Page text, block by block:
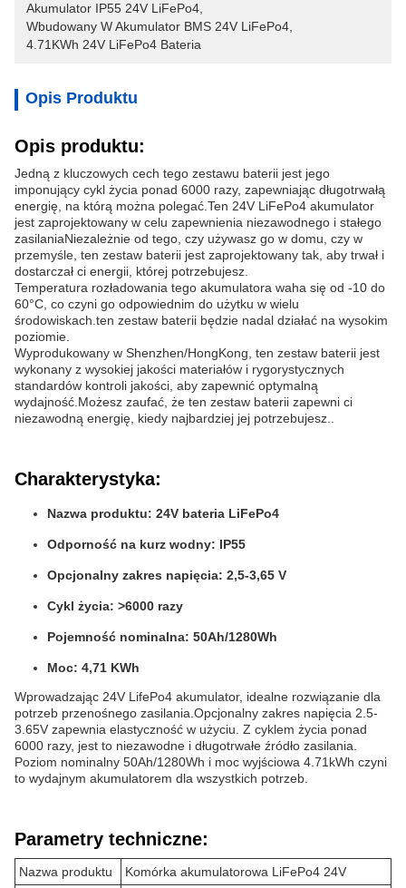
Akumulator IP55 24V LiFePo4
Wbudowany W Akumulator BMS 24V LiFePo4
4.71KWh 24V LiFePo4 Bateria
Opis Produktu
Opis produktu:
Jedną z kluczowych cech tego zestawu baterii jest jego
imponujący cykl życia ponad 6000 razy, zapewniając długotrwałą
energię, na którą można polegać.Ten 24V LiFePo4 akumulator
jest zaprojektowany w celu zapewnienia niezawodnego i stałego
zasilaniaNiezależnie od tego, czy używasz go w domu, czy w
przemyśle, ten zestaw baterii jest zaprojektowany tak, aby trwał i
dostarczał ci energii, której potrzebujesz.
Temperatura rozładowania tego akumulatora waha się od -10 do
60°C, co czyni go odpowiednim do użytku w wielu
środowiskach.ten zestaw baterii będzie nadal działać na wysokim
poziomie.
Wyprodukowany w Shenzhen/HongKong, ten zestaw baterii jest
wykonany z wysokiej jakości materiałów i rygorystycznych
standardów kontroli jakości, aby zapewnić optymalną
wydajność.Możesz zaufać, że ten zestaw baterii zapewni ci
niezawodną energię, kiedy najbardziej jej potrzebujesz..
Charakterystyka:
Nazwa produktu: 24V bateria LiFePo4
Odporność na kurz wodny: IP55
Opcjonalny zakres napięcia: 2,5-3,65 V
Cykl życia: >6000 razy
Pojemność nominalna: 50Ah/1280Wh
Moc: 4,71 KWh
Wprowadzając 24V LifePo4 akumulator, idealne rozwiązanie dla
potrzeb przenośnego zasilania.Opcjonalny zakres napięcia 2.5-
3.65V zapewnia elastyczność w użyciu. Z cyklem życia ponad
6000 razy, jest to niezawodne i długotrwałe źródło zasilania.
Poziom nominalny 50Ah/1280Wh i moc wyjściowa 4.71kWh czyni
to wydajnym akumulatorem dla wszystkich potrzeb.
Parametry techniczne:
Nazwa produktu
Komórka akumulatorowa LiFePo4 24V